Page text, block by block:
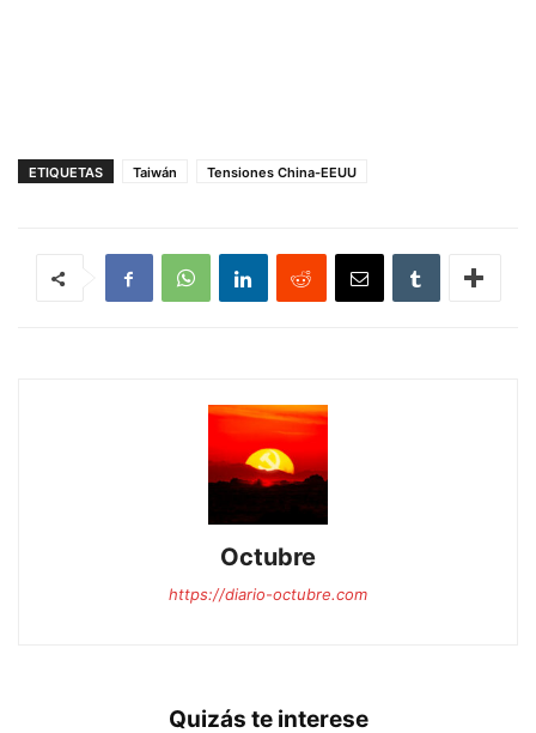
ETIQUETAS Taiwán Tensiones China-EEUU
Octubre
https://diario-octubre.com
Quizás te interese